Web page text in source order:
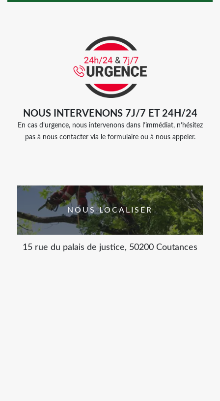
NOUS INTERVENONS 7J/7 ET 24H/24
En cas d’urgence, nous intervenons dans l’immédiat, n’hésitez
pas à nous contacter via le formulaire ou à nous appeler.
NOUS LOCALISER
15 rue du palais de justice, 50200 Coutances